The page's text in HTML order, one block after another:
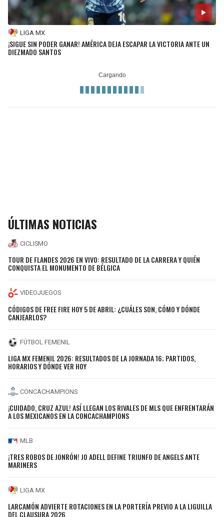
LIGA MX
¡SIGUE SIN PODER GANAR! AMÉRICA DEJA ESCAPAR LA VICTORIA ANTE UN
DIEZMADO SANTOS
ÚLTIMAS NOTICIAS
CICLISMO
TOUR DE FLANDES 2026 EN VIVO: RESULTADO DE LA CARRERA Y QUIÉN
CONQUISTA EL MONUMENTO DE BÉLGICA
VIDEOJUEGOS
CÓDIGOS DE FREE FIRE HOY 5 DE ABRIL: ¿CUÁLES SON, CÓMO Y DÓNDE
CANJEARLOS?
FÚTBOL FEMENIL
LIGA MX FEMENIL 2026: RESULTADOS DE LA JORNADA 16; PARTIDOS,
HORARIOS Y DÓNDE VER HOY
CONCACHAMPIONS
¡CUIDADO, CRUZ AZUL! ASÍ LLEGAN LOS RIVALES DE MLS QUE ENFRENTARÁN
A LOS MEXICANOS EN LA CONCACHAMPIONS
MLB
¡TRES ROBOS DE JONRÓN! JO ADELL DEFINE TRIUNFO DE ANGELS ANTE
MARINERS
LIGA MX
LARCAMÓN ADVIERTE ROTACIONES EN LA PORTERÍA PREVIO A LA LIGUILLA
DEL CLAUSURA 2026